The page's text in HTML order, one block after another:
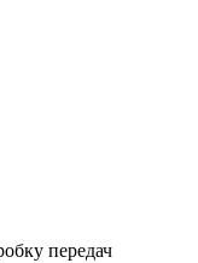
передач